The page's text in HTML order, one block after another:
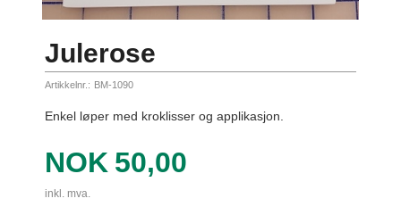
Julerose
Artikkelnr.: BM-1090
Enkel løper med kroklisser og applikasjon.
Pris
NOK 50,00
inkl. mva.